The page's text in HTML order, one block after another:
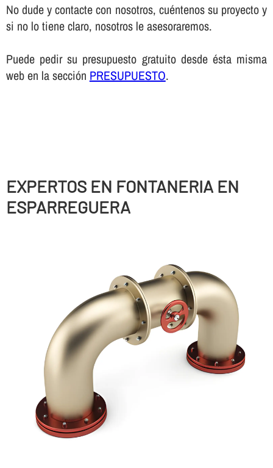
No dude y contacte con nosotros, cuéntenos su proyecto y
si no lo tiene claro, nosotros le asesoraremos.
Puede pedir su presupuesto gratuito desde ésta misma
web en la sección PRESUPUESTO.
EXPERTOS EN FONTANERIA EN
ESPARREGUERA